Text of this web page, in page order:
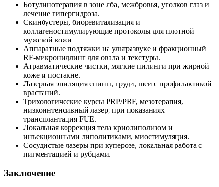
Ботулинотерапия в зоне лба, межбровья, уголков глаз и
лечение гипергидроза.
Скинбустеры, биоревитализация и
коллагеностимулирующие протоколы для плотной
мужской кожи.
Аппаратные подтяжки на ультразвуке и фракционный
RF-микронидлинг для овала и текстуры.
Атравматические чистки, мягкие пилинги при жирной
коже и постакне.
Лазерная эпиляция спины, груди, шеи с профилактикой
врастаний.
Трихологические курсы PRP/PRF, мезотерапия,
низкоинтенсивный лазер; при показаниях —
трансплантация FUE.
Локальная коррекция тела криолиполизом и
инъекционными липолитиками, миостимуляция.
Сосудистые лазеры при куперозе, локальная работа с
пигментацией и рубцами.
Заключение